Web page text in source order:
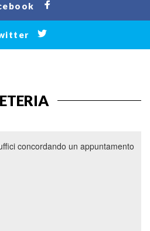
concordando un appuntamento